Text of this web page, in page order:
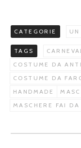
CATEGORIE
TAGS
COSTUME DA
COSTUME DA
HANDMADE
MASCHERE FAI DA